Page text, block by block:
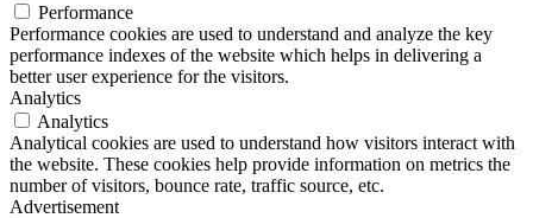
Performance
Performance cookies are used to understand and analyze the key
performance indexes of the website which helps in delivering a
better user experience for the visitors.
Analytics
Analytics
Analytical cookies are used to understand how visitors interact with
the website. These cookies help provide information on metrics the
number of visitors, bounce rate, traffic source, etc.
Advertisement